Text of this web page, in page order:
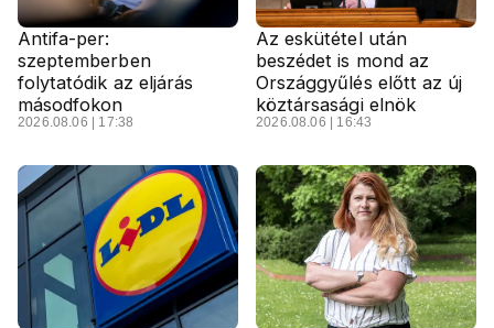
Antifa-per:
szeptemberben
folytatódik az eljárás
másodfokon
2026.08.06 | 17:38
Az eskütétel után
beszédet is mond az
Országgyűlés előtt az új
köztársasági elnök
2026.08.06 | 16:43